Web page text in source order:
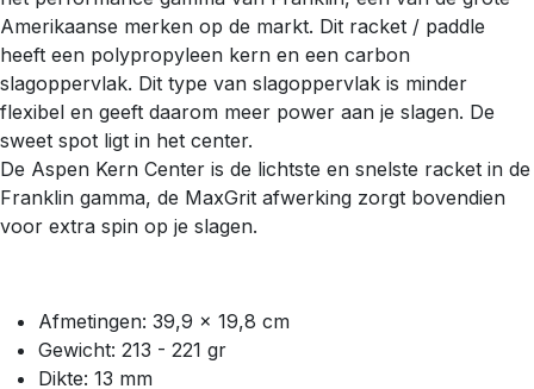
Amerikaanse merken op de markt. Dit racket / paddle
heeft een polypropyleen kern en een carbon
slagoppervlak. Dit type van slagoppervlak is minder
flexibel en geeft daarom meer power aan je slagen. De
sweet spot ligt in het center.
De Aspen Kern Center is de lichtste en snelste racket in de
Franklin gamma, de MaxGrit afwerking zorgt bovendien
voor extra spin op je slagen.
Afmetingen: 39,9 x 19,8 cm
Gewicht: 213 - 221 gr
Dikte: 13 mm